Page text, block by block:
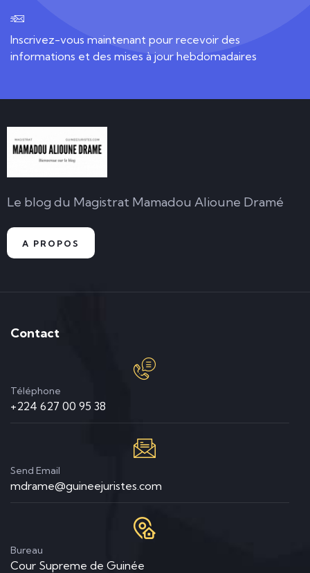
Inscrivez-vous maintenant pour recevoir des
informations et des mises à jour hebdomadaires
Le blog du Magistrat Mamadou Alioune Dramé
A PROPOS
Contact
Téléphone
+224 627 00 95 38
Send Email
mdrame@guineejuristes.com
Bureau
Cour Supreme de Guinée